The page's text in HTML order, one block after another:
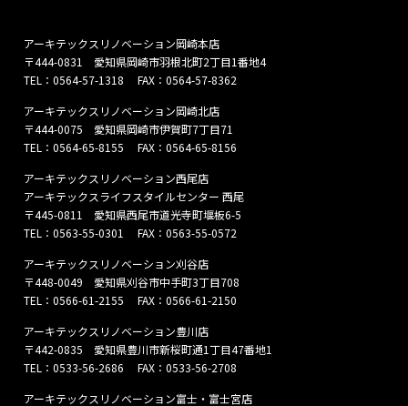
アーキテックスリノベーション岡崎本店
〒444-0831 愛知県岡崎市羽根北町2丁目1番地4
TEL： 0564-57-1318 FAX：0564-57-8362
アーキテックスリノベーション岡崎北店
〒444-0075 愛知県岡崎市伊賀町7丁目71
TEL： 0564-65-8155 FAX：0564-65-8156
アーキテックスリノベーション西尾店
アーキテックスライフスタイルセンター 西尾
〒445-0811 愛知県西尾市道光寺町堰板6-5
TEL： 0563-55-0301
FAX：0563-55-0572
アーキテックスリノベーション刈谷店
〒448-0049 愛知県刈谷市中手町3丁目708
TEL： 0566-61-2155 FAX：0566-61-2150
アーキテックスリノベーション豊川店
〒442-0835 愛知県豊川市新桜町通1丁目47番地1
TEL： 0533-56-2686 FAX：0533-56-2708
アーキテックスリノベーション富士・富士宮店